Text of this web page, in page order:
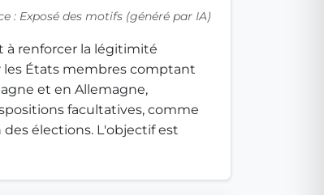
thousands of EU Parliament votes in a clear
: Exposé des motifs (généré par IA)
à renforcer la légitimité
les États membres comptant
et en Allemagne,
facultatives, comme
élections. L'objectif est